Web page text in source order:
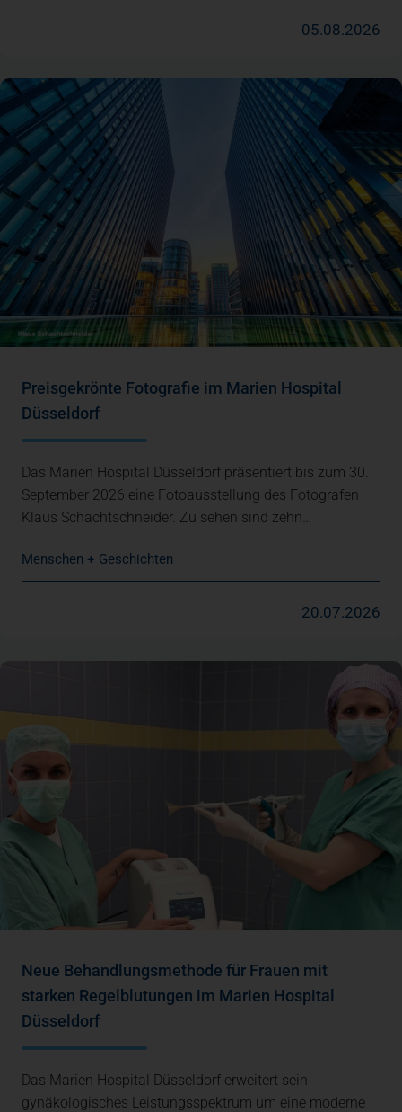
05.08.2026
Preisgekrönte Fotografie im Marien Hospital
Düsseldorf
Das Marien Hospital Düsseldorf präsentiert bis zum 30.
September 2026 eine Fotoausstellung des Fotografen
Klaus Schachtschneider. Zu sehen sind zehn…
Menschen + Geschichten
20.07.2026
Neue Behandlungsmethode für Frauen mit
starken Regelblutungen im Marien Hospital
Düsseldorf
Das Marien Hospital Düsseldorf erweitert sein
gynäkologisches Leistungsspektrum um eine moderne